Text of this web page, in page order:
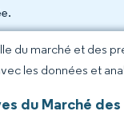
du marché et des
les données et
du Marché